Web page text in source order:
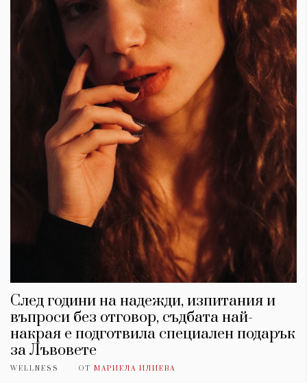
След години на надежди, изпитания и
въпроси без отговор, съдбата най-
накрая е подготвила специален подарък
за Лъвовете
WELLNESS ОТ МАРИЕЛА ИЛИЕВА